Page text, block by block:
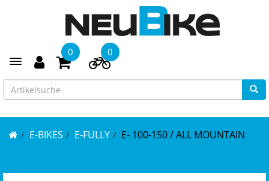
Toggle navigation
0 0
E-BIKES E-FULLY E- 100-150 / ALL MOUNTAIN